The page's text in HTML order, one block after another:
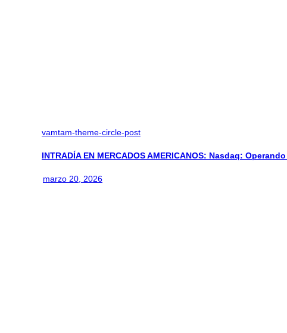
vamtam-theme-circle-post
INTRADÍA EN MERCADOS AMERICANOS: Nasdaq:
marzo 20, 2026